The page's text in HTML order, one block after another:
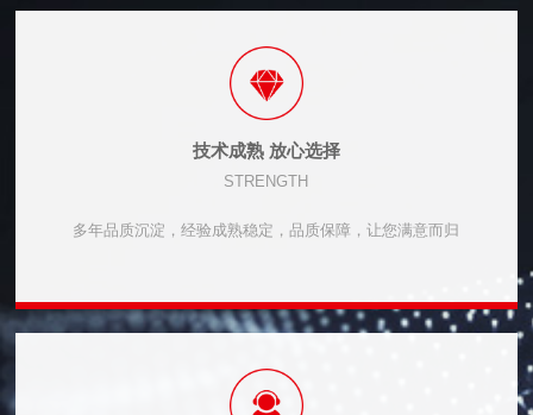
技术成熟 放心选择
STRENGTH
多年品质沉淀，经验成熟稳定，品质保障，让您满意而归